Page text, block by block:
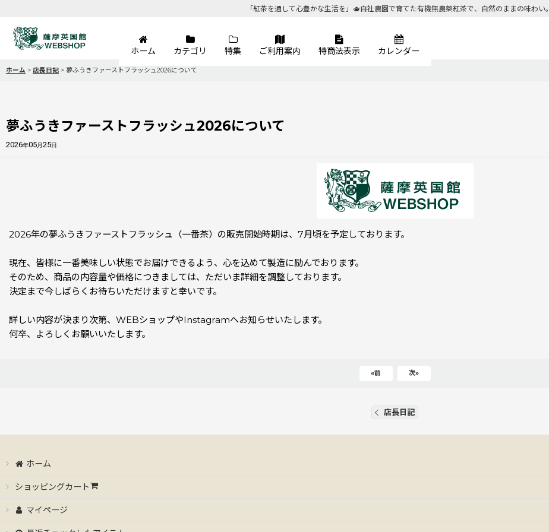
「紅茶を通して心豊かな生活を」🫖自社農園で育てた有機無農薬紅茶で、自然のままの味わい。
ホーム カテゴリ 特集 ご利用案内 特商法表示 カレンダー
ホーム > 店長日記 > 夢ふうきファーストフラッシュ2026について
夢ふうきファーストフラッシュ2026について
2026年05月25日
2026年の夢ふうきファーストフラッシュ（一番茶）の販売開始時期は、7月頃を予定しております。
現在、皆様に一番美味しい状態でお届けできるよう、心を込めて製造に励んでおります。
そのため、商品の内容量や価格につきましては、ただいま詳細を調整しております。
決定まで今しばらくお待ちいただけますと幸いです。
詳しい内容が決まり次第、WEBショップやInstagramへお知らせいたします。
何卒、よろしくお願いいたします。
«前 次»
店長日記
ホーム
ショッピングカート
マイページ